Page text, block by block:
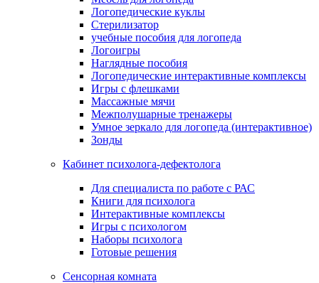
Логопедические куклы
Стерилизатор
учебные пособия для логопеда
Логоигры
Наглядные пособия
Логопедические интерактивные комплексы
Игры с флешками
Массажные мячи
Межполушарные тренажеры
Умное зеркало для логопеда (интерактивное)
Зонды
Кабинет психолога-дефектолога
Для специалиста по работе с РАС
Книги для психолога
Интерактивные комплексы
Игры с психологом
Наборы психолога
Готовые решения
Сенсорная комната